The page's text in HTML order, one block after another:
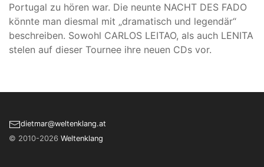
Portugal zu hören war. Die neunte NACHT DES FADO
könnte man diesmal mit „dramatisch und legendär“
beschreiben. Sowohl CARLOS LEITAO, als auch LENITA
stelen auf dieser Tournee ihre neuen CDs vor.
dietmar­@­weltenklang.at
© 2010-2026 Weltenklang